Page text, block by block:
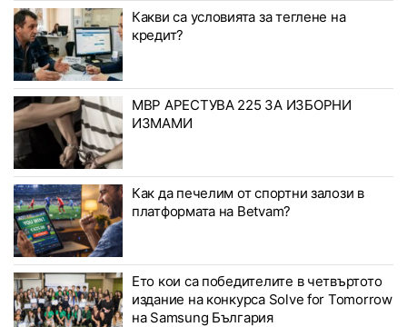
Какви са условията за теглене на
кредит?
МВР АРЕСТУВА 225 ЗА ИЗБОРНИ
ИЗМАМИ
Как да печелим от спортни залози в
платформата на Betvam?
Ето кои са победителите в четвъртото
издание на конкурса Solve for Tomorrow
на Samsung България